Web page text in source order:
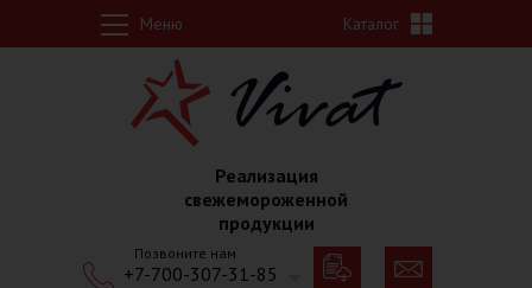
Перейти к основному содержанию
Меню Каталог
Реализация
свежемороженной
продукции
Позвоните нам
+7-700-307-31-85